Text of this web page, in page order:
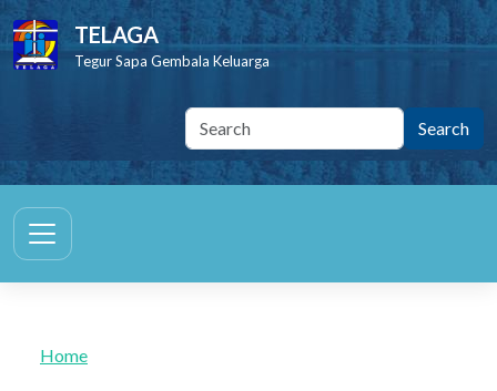
Skip to main content
TELAGA
Tegur Sapa Gembala Keluarga
Home